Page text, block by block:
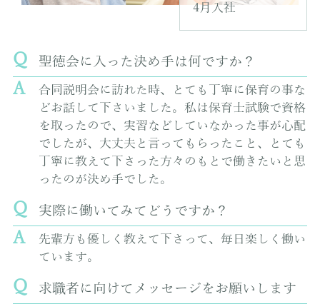
4月入社
聖徳会に入った決め手は何ですか？
合同説明会に訪れた時、とても丁寧に保育の事な
どお話して下さいました。私は保育士試験で資格
を取ったので、実習などしていなかった事が心配
でしたが、大丈夫と言ってもらったこと、とても
丁寧に教えて下さった方々のもとで働きたいと思
ったのが決め手でした。
実際に働いてみてどうですか？
先輩方も優しく教えて下さって、毎日楽しく働い
ています。
求職者に向けてメッセージをお願いします